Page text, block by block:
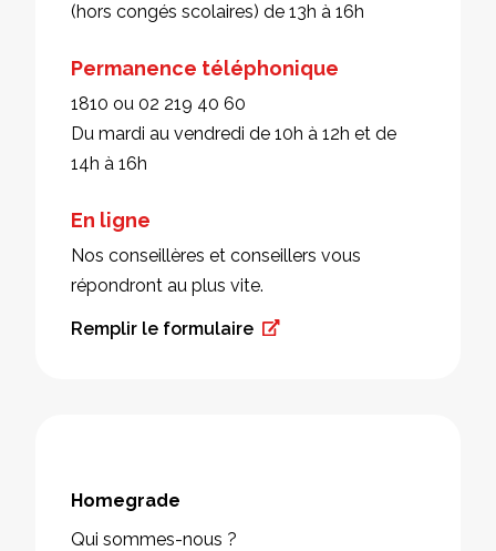
(hors congés scolaires) de 13h à 16h
Permanence téléphonique
1810 ou 02 219 40 60
Du mardi au vendredi de 10h à 12h et de
14h à 16h
En ligne
Nos conseillères et conseillers vous
répondront au plus vite.
Remplir le formulaire
Homegrade
Qui sommes-nous ?